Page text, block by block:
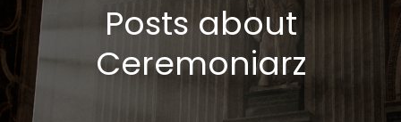
Posts about
Ceremoniarz